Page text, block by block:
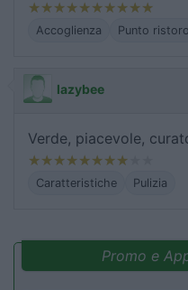
Accoglienza Punto ristoro
lazybee
Verde, piacevole,
Caratteristiche Pulizia
Promo e